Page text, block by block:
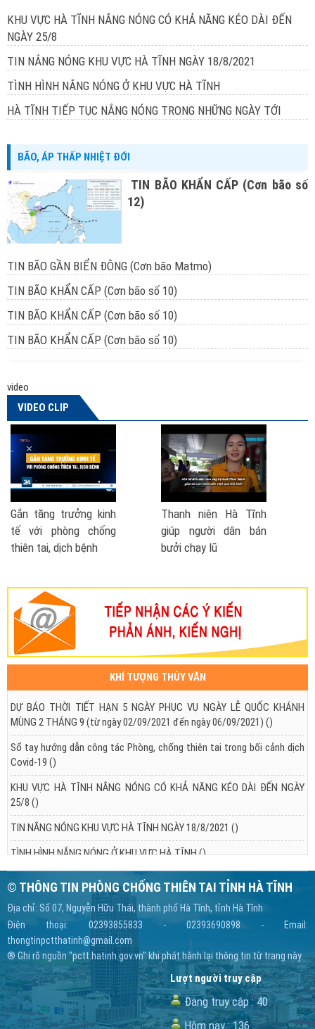
KHU VỰC HÀ TĨNH NẮNG NÓNG CÓ KHẢ NĂNG KÉO DÀI ĐẾN
NGÀY 25/8
TIN NẮNG NÓNG KHU VỰC HÀ TĨNH NGÀY 18/8/2021
TÌNH HÌNH NẮNG NÓNG Ở KHU VỰC HÀ TĨNH
HÀ TĨNH TIẾP TỤC NẮNG NÓNG TRONG NHỮNG NGÀY TỚI
BÃO, ÁP THẤP NHIỆT ĐỚI
TIN BÃO KHẨN CẤP (Cơn bão số
12)
TIN BÃO GẦN BIỂN ĐÔNG (Cơn bão Matmo)
TIN BÃO KHẨN CẤP (Cơn bão số 10)
TIN BÃO KHẨN CẤP (Cơn bão số 10)
TIN BÃO KHẨN CẤP (Cơn bão số 10)
video
VIDEO CLIP
niên Hà Tĩnh
dân bán
lũ
Phó Thủ tướng nói về
đề xuất thành lập Bộ
Phòng chống thiên tai
KHÍ TƯỢNG THỦY VĂN
DỰ BÁO THỜI TIẾT HẠN 5 NGÀY PHỤC VỤ NGÀY LỄ QUỐC KHÁNH
MÙNG 2 THÁNG 9 (từ ngày 02/09/2021 đến ngày 06/09/2021) ()
Sổ tay hướng dẫn công tác Phòng, chống thiên tai trong bối cảnh dịch
Covid-19 ()
KHU VỰC HÀ TĨNH NẮNG NÓNG CÓ KHẢ NĂNG KÉO DÀI ĐẾN NGÀY
25/8 ()
TIN NẮNG NÓNG KHU VỰC HÀ TĨNH NGÀY 18/8/2021 ()
TÌNH HÌNH NẮNG NÓNG Ở KHU VỰC HÀ TĨNH()
© THÔNG TIN PHÒNG CHỐNG THIÊN TAI TỈNH HÀ TĨNH
Địa chỉ: Số 07, Nguyễn Hữu Thái, thành phố Hà Tĩnh, tỉnh Hà Tĩnh
Điện thoại: 02393855833 - 02393690898 - Email:
thongtinpctthatinh@gmail.com
® Ghi rõ nguồn "pctt.hatinh.gov.vn" khi phát hành lại thông tin từ trang này.
Lượt người truy cập
Đang truy cập : 40
Hôm nay : 136